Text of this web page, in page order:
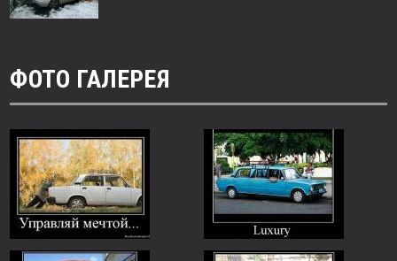
ФОТО ГАЛЕРЕЯ